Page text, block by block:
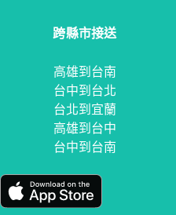
跨縣市接送
高雄到台南
台中到台北
台北到宜蘭
高雄到台中
台中到台南